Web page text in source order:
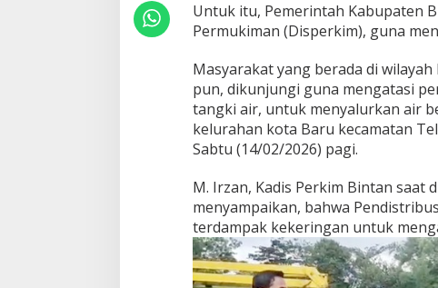
a
k
t
K
e
l
u
r
h
n
K
o
t
a
Untuk itu, Pemerintah Kabupaten
Permukiman (Disperkim), guna
Masyarakat yang berada di
pun, dikunjungi guna mengatasi
tangki air, untuk menyalurkan air
kelurahan kota Baru kecamatan
Sabtu (14/02/2026) pagi.
M. Irzan, Kadis Perkim Bintan
menyampaikan, bahwa
terdampak kekeringan untuk